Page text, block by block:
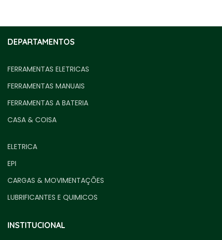
DEPARTAMENTOS
FERRAMENTAS ELETRICAS
FERRAMENTAS MANUAIS
FERRAMENTAS A BATERIA
CASA & COISA
ELETRICA
EPI
CARGAS & MOVIMENTAÇÕES
LUBRIFICANTES E QUIMICOS
INSTITUCIONAL